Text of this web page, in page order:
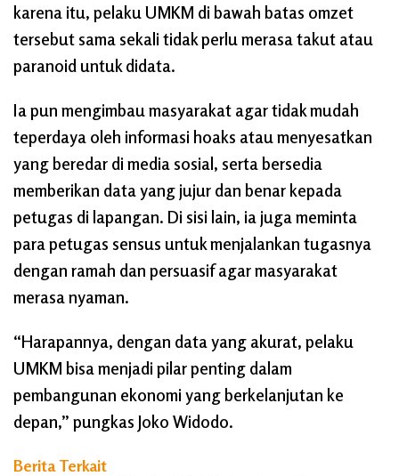
karena itu, pelaku UMKM di bawah batas omzet
tersebut sama sekali tidak perlu merasa takut atau
paranoid untuk didata.
Ia pun mengimbau masyarakat agar tidak mudah
teperdaya oleh informasi hoaks atau menyesatkan
yang beredar di media sosial, serta bersedia
memberikan data yang jujur dan benar kepada
petugas di lapangan. Di sisi lain, ia juga meminta
para petugas sensus untuk menjalankan tugasnya
dengan ramah dan persuasif agar masyarakat
merasa nyaman.
“Harapannya, dengan data yang akurat, pelaku
UMKM bisa menjadi pilar penting dalam
pembangunan ekonomi yang berkelanjutan ke
depan,” pungkas Joko Widodo.
Berita Terkait